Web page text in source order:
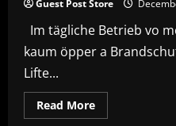
Guest Post Store
Im tägliche Betrieb vo
kaum öpper a
Lifte...
Read MoreRead
more